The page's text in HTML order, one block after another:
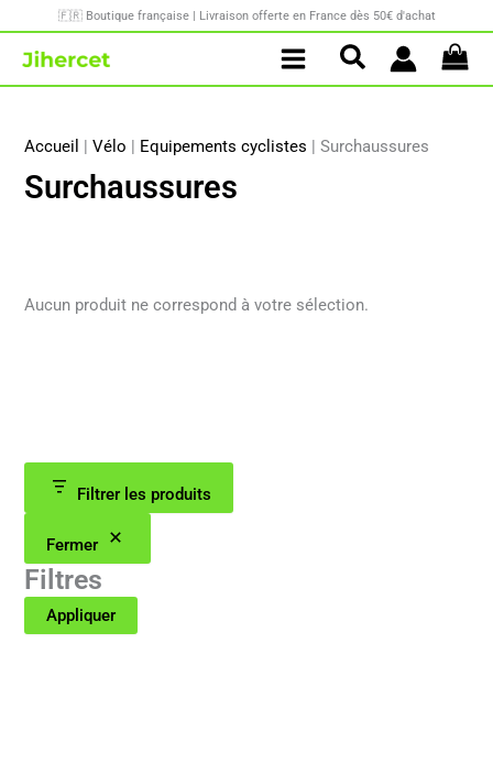
au
contenu
🇫🇷 Boutique française | Livraison offerte en France dès 50€ d'achat
Filtrer les produits
Fermer
Filtres
Appliquer
Accueil |Vélo | Equipements cyclistes |Surchaussures
Surchaussures
Aucun produit ne correspond à votre sélection.